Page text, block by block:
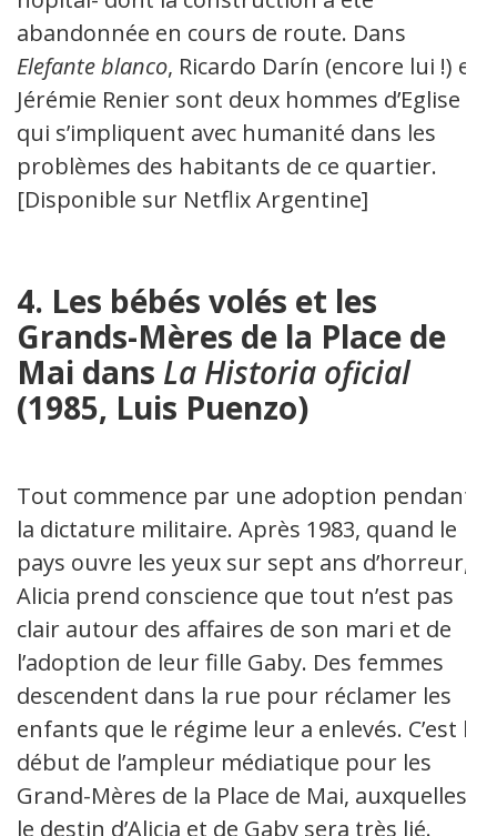
abandonnée en cours de route. Dans
Elefante blanco, Ricardo Darín (encore lui !) et
Jérémie Renier sont deux hommes d’Eglise
qui s’impliquent avec humanité dans les
problèmes des habitants de ce quartier.
[Disponible sur Netflix Argentine]
4. Les bébés volés et les
Grands-Mères de la Place de
Mai dans La Historia oficial
(1985, Luis Puenzo)
Tout commence par une adoption pendant
la dictature militaire. Après 1983, quand le
pays ouvre les yeux sur sept ans d’horreur,
Alicia prend conscience que tout n’est pas
clair autour des affaires de son mari et de
l’adoption de leur fille Gaby. Des femmes
descendent dans la rue pour réclamer les
enfants que le régime leur a enlevés. C’est le
début de l’ampleur médiatique pour les
Grand-Mères de la Place de Mai, auxquelles
le destin d’Alicia et de Gaby sera très lié.